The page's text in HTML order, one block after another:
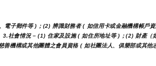
子郵件等 )；(2) 辨識財務者 ( 如信用卡或金融機構帳戶
社會情況 – (1) 住家及設施 ( 如住所地址等 )；(2) 財產（
機構或其他團體之會員資格 ( 如社團法人、俱樂部或其他